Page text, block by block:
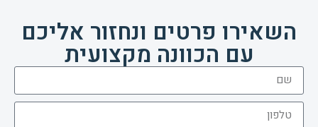
השאירו פרטים ונחזור אליכם
עם הכוונה מקצועית